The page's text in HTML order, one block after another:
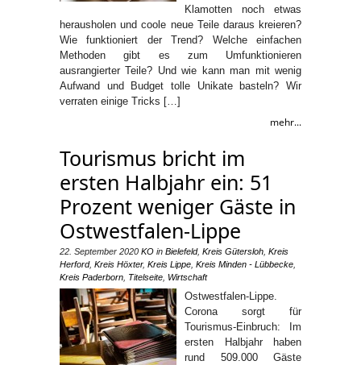
Klamotten noch etwas
herausholen und coole neue Teile daraus kreieren?
Wie funktioniert der Trend? Welche einfachen
Methoden gibt es zum Umfunktionieren
ausrangierter Teile? Und wie kann man mit wenig
Aufwand und Budget tolle Unikate basteln? Wir
verraten einige Tricks […]
mehr...
Tourismus bricht im
ersten Halbjahr ein: 51
Prozent weniger Gäste in
Ostwestfalen-Lippe
22. September 2020 KO in Bielefeld, Kreis Gütersloh Kreis
Herford, Kreis Höxter, Kreis Lippe Kreis Minden - Lübbecke
Kreis Paderborn Titelseite Wirtschaft
Ostwestfalen-Lippe.
Corona sorgt für
Tourismus-Einbruch: Im
ersten Halbjahr haben
rund 509.000 Gäste